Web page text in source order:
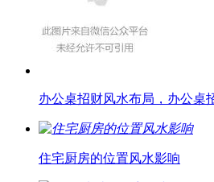
办公桌招财风水布局，办公桌
住宅厨房的位置风水影响